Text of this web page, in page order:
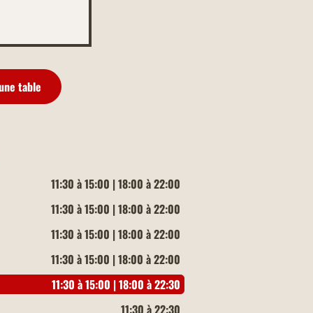
table
11:30 à 15:00 | 18:00 à 22:00
11:30 à 15:00 | 18:00 à 22:00
11:30 à 15:00 | 18:00 à 22:00
11:30 à 15:00 | 18:00 à 22:00
11:30 à 15:00 | 18:00 à 22:30
11:30 à 22:30